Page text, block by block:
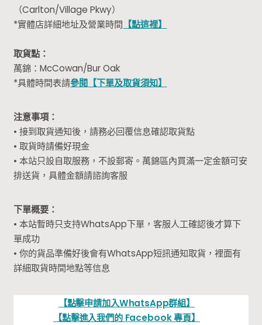
（Carlton/Village Pkwy）
*實體店詳細地址及營業時間 【點這裡】
取貨點：
萬錦：McCowan/Bur Oak
*具體時間表請參閱【下單及取貨須知】
注意事項：
• 接到取貨通知後，請務必回覆信息確認取貨點
• 取貨時請備好現金
• 本站只設自取服務，不設郵寄。萬錦區內買滿一定金額可安
排送貨，具體金額請諮詢客服
下單概要：
• 本站暫時只支持WhatsApp下單，客服人工確認後才算下
單成功
• 你的貨品準備好後會有WhatsApp短訊通知取貨，裡面有
詳細取貨時間地點等信息
【點擊申請加入WhatsApp群組】
【點擊進入我們的 Facebook 專頁】